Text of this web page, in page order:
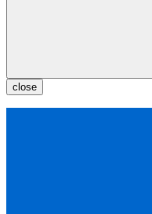
close